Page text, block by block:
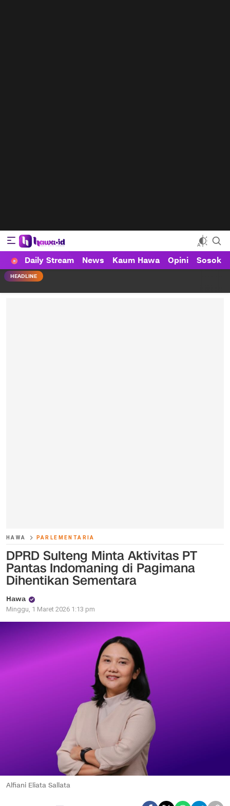
HAWA
Haluan Wanita Indonesia
Daily Stream News Kaum Hawa Opini Sosok
HEADLINE
HAWA PARLEMENTARIA
DPRD Sulteng Minta Aktivitas PT
Pantas Indomaning di Pagimana
Dihentikan Sementara
Hawa
Minggu, 1 Maret 2026 1:13 pm
Alfiani Eliata Sallata